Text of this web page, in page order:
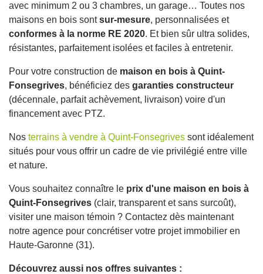
avec minimum 2 ou 3 chambres, un garage… Toutes nos
maisons en bois sontsur-mesure, personnalisées et
conformes à la norme RE 2020. Et bien sûr ultra solides,
résistantes, parfaitement isolées et faciles à entretenir.
Pour votre construction de maison en bois à Quint-
Fonsegrives, bénéficiez des garanties constructeur
(décennale, parfait achèvement, livraison) voire d'un
financement avec PTZ.
Nos terrains à vendre à Quint-Fonsegrives sont idéalement
situés pour vous offrir un cadre de vie privilégié entre ville
et nature.
Vous souhaitez connaître le prix d'une maison en bois à
Quint-Fonsegrives (clair, transparent et sans surcoût),
visiter une maison témoin ? Contactez dès maintenant
notre agence pour concrétiser votre projet immobilier en
Haute-Garonne (31).
Découvrez aussi nos offres suivantes :